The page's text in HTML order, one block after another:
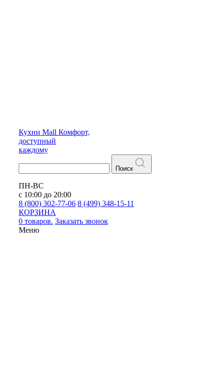
Кухни Mall Комфорт,
доступный
каждому
Поиск
ПН-ВС
с 10:00 до 20:00
8 (800) 302-77-06 8 (499) 348-15-11
КОРЗИНА
0 товаров. Заказать звонок
Меню